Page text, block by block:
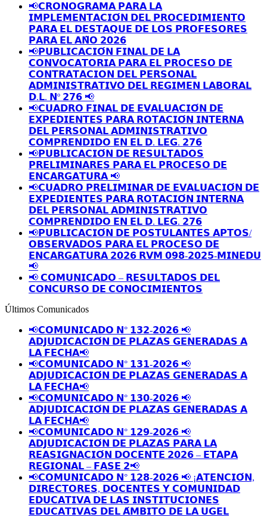
📢𝗖𝗥𝗢𝗡𝗢𝗚𝗥𝗔𝗠𝗔 𝗣𝗔𝗥𝗔 𝗟𝗔
𝗜𝗠𝗣𝗟𝗘𝗠𝗘𝗡𝗧𝗔𝗖𝗜𝗢́𝗡 𝗗𝗘𝗟 𝗣𝗥𝗢𝗖𝗘𝗗𝗜𝗠𝗜𝗘𝗡𝗧𝗢
𝗣𝗔𝗥𝗔 𝗘𝗟 𝗗𝗘𝗦𝗧𝗔𝗤𝗨𝗘 𝗗𝗘 𝗟𝗢𝗦 𝗣𝗥𝗢𝗙𝗘𝗦𝗢𝗥𝗘𝗦
𝗣𝗔𝗥𝗔 𝗘𝗟 𝗔𝗡̃𝗢 𝟮𝟬𝟮𝟲
📢𝗣𝗨𝗕𝗟𝗜𝗖𝗔𝗖𝗜𝗢́𝗡 𝗙𝗜𝗡𝗔𝗟 𝗗𝗘 𝗟𝗔
𝗖𝗢𝗡𝗩𝗢𝗖𝗔𝗧𝗢𝗥𝗜𝗔 𝗣𝗔𝗥𝗔 𝗘𝗟 𝗣𝗥𝗢𝗖𝗘𝗦𝗢 𝗗𝗘
𝗖𝗢𝗡𝗧𝗥𝗔𝗧𝗔𝗖𝗜𝗢𝗡 𝗗𝗘𝗟 𝗣𝗘𝗥𝗦𝗢𝗡𝗔𝗟
𝗔𝗗𝗠𝗜𝗡𝗜𝗦𝗧𝗥𝗔𝗧𝗜𝗩𝗢 𝗗𝗘𝗟 𝗥𝗘𝗚𝗜𝗠𝗘𝗡 𝗟𝗔𝗕𝗢𝗥𝗔𝗟
𝗗.𝗟. 𝗡º 𝟮𝟳𝟲 📢
📢𝗖𝗨𝗔𝗗𝗥𝗢 𝗙𝗜𝗡𝗔𝗟 𝗗𝗘 𝗘𝗩𝗔𝗟𝗨𝗔𝗖𝗜𝗢́𝗡 𝗗𝗘
𝗘𝗫𝗣𝗘𝗗𝗜𝗘𝗡𝗧𝗘𝗦 𝗣𝗔𝗥𝗔 𝗥𝗢𝗧𝗔𝗖𝗜𝗢́𝗡 𝗜𝗡𝗧𝗘𝗥𝗡𝗔
𝗗𝗘𝗟 𝗣𝗘𝗥𝗦𝗢𝗡𝗔𝗟 𝗔𝗗𝗠𝗜𝗡𝗜𝗦𝗧𝗥𝗔𝗧𝗜𝗩𝗢
𝗖𝗢𝗠𝗣𝗥𝗘𝗡𝗗𝗜𝗗𝗢 𝗘𝗡 𝗘𝗟 𝗗. 𝗟𝗘𝗚. 𝟮𝟳𝟲
📢𝗣𝗨𝗕𝗟𝗜𝗖𝗔𝗖𝗜𝗢́𝗡 𝗗𝗘 𝗥𝗘𝗦𝗨𝗟𝗧𝗔𝗗𝗢𝗦
𝗣𝗥𝗘𝗟𝗜𝗠𝗜𝗡𝗔𝗥𝗘𝗦 𝗣𝗔𝗥𝗔 𝗘𝗟 𝗣𝗥𝗢𝗖𝗘𝗦𝗢 𝗗𝗘
𝗘𝗡𝗖𝗔𝗥𝗚𝗔𝗧𝗨𝗥𝗔 📢
📢𝗖𝗨𝗔𝗗𝗥𝗢 𝗣𝗥𝗘𝗟𝗜𝗠𝗜𝗡𝗔𝗥 𝗗𝗘 𝗘𝗩𝗔𝗟𝗨𝗔𝗖𝗜𝗢́𝗡 𝗗𝗘
𝗘𝗫𝗣𝗘𝗗𝗜𝗘𝗡𝗧𝗘𝗦 𝗣𝗔𝗥𝗔 𝗥𝗢𝗧𝗔𝗖𝗜𝗢́𝗡 𝗜𝗡𝗧𝗘𝗥𝗡𝗔
𝗗𝗘𝗟 𝗣𝗘𝗥𝗦𝗢𝗡𝗔𝗟 𝗔𝗗𝗠𝗜𝗡𝗜𝗦𝗧𝗥𝗔𝗧𝗜𝗩𝗢
𝗖𝗢𝗠𝗣𝗥𝗘𝗡𝗗𝗜𝗗𝗢 𝗘𝗡 𝗘𝗟 𝗗. 𝗟𝗘𝗚. 𝟮𝟳𝟲
📢𝗣𝗨𝗕𝗟𝗜𝗖𝗔𝗖𝗜𝗢́𝗡 𝗗𝗘 𝗣𝗢𝗦𝗧𝗨𝗟𝗔𝗡𝗧𝗘𝗦 𝗔𝗣𝗧𝗢𝗦/
𝗢𝗕𝗦𝗘𝗥𝗩𝗔𝗗𝗢𝗦 𝗣𝗔𝗥𝗔 𝗘𝗟 𝗣𝗥𝗢𝗖𝗘𝗦𝗢 𝗗𝗘
𝗘𝗡𝗖𝗔𝗥𝗚𝗔𝗧𝗨𝗥𝗔 𝟮𝟬𝟮𝟲 𝗥𝗩𝗠 𝟬𝟵𝟴-𝟮𝟬𝟮𝟱-𝗠𝗜𝗡𝗘𝗗𝗨
📢
📢 𝗖𝗢𝗠𝗨𝗡𝗜𝗖𝗔𝗗𝗢 – 𝗥𝗘𝗦𝗨𝗟𝗧𝗔𝗗𝗢𝗦 𝗗𝗘𝗟
𝗖𝗢𝗡𝗖𝗨𝗥𝗦𝗢 𝗗𝗘 𝗖𝗢𝗡𝗢𝗖𝗜𝗠𝗜𝗘𝗡𝗧𝗢𝗦
Últimos Comunicados
📢𝗖𝗢𝗠𝗨𝗡𝗜𝗖𝗔𝗗𝗢 𝗡° 𝟭𝟯𝟮-𝟮𝟬𝟮𝟲 📢
𝗔𝗗𝗝𝗨𝗗𝗜𝗖𝗔𝗖𝗜𝗢́𝗡 𝗗𝗘 𝗣𝗟𝗔𝗭𝗔𝗦 𝗚𝗘𝗡𝗘𝗥𝗔𝗗𝗔𝗦 𝗔
𝗟𝗔 𝗙𝗘𝗖𝗛𝗔📢
📢𝗖𝗢𝗠𝗨𝗡𝗜𝗖𝗔𝗗𝗢 𝗡° 𝟭𝟯𝟭-𝟮𝟬𝟮𝟲 📢
𝗔𝗗𝗝𝗨𝗗𝗜𝗖𝗔𝗖𝗜𝗢́𝗡 𝗗𝗘 𝗣𝗟𝗔𝗭𝗔𝗦 𝗚𝗘𝗡𝗘𝗥𝗔𝗗𝗔𝗦 𝗔
𝗟𝗔 𝗙𝗘𝗖𝗛𝗔📢
📢𝗖𝗢𝗠𝗨𝗡𝗜𝗖𝗔𝗗𝗢 𝗡° 𝟭𝟯𝟬-𝟮𝟬𝟮𝟲 📢
𝗔𝗗𝗝𝗨𝗗𝗜𝗖𝗔𝗖𝗜𝗢́𝗡 𝗗𝗘 𝗣𝗟𝗔𝗭𝗔𝗦 𝗚𝗘𝗡𝗘𝗥𝗔𝗗𝗔𝗦 𝗔
𝗟𝗔 𝗙𝗘𝗖𝗛𝗔📢
📢𝗖𝗢𝗠𝗨𝗡𝗜𝗖𝗔𝗗𝗢 𝗡° 𝟭𝟮𝟵-𝟮𝟬𝟮𝟲 📢
𝗔𝗗𝗝𝗨𝗗𝗜𝗖𝗔𝗖𝗜𝗢́𝗡 𝗗𝗘 𝗣𝗟𝗔𝗭𝗔𝗦 𝗣𝗔𝗥𝗔 𝗟𝗔
𝗥𝗘𝗔𝗦𝗜𝗚𝗡𝗔𝗖𝗜𝗢́𝗡 𝗗𝗢𝗖𝗘𝗡𝗧𝗘 𝟮𝟬𝟮𝟲 – 𝗘𝗧𝗔𝗣𝗔
𝗥𝗘𝗚𝗜𝗢𝗡𝗔𝗟 – 𝗙𝗔𝗦𝗘 𝟮📢
📢𝗖𝗢𝗠𝗨𝗡𝗜𝗖𝗔𝗗𝗢 𝗡° 𝟭𝟮𝟴-𝟮𝟬𝟮𝟲 📢 ¡𝗔𝗧𝗘𝗡𝗖𝗜𝗢́𝗡,
𝗗𝗜𝗥𝗘𝗖𝗧𝗢𝗥𝗘𝗦, 𝗗𝗢𝗖𝗘𝗡𝗧𝗘𝗦 𝗬 𝗖𝗢𝗠𝗨𝗡𝗜𝗗𝗔𝗗
𝗘𝗗𝗨𝗖𝗔𝗧𝗜𝗩𝗔 𝗗𝗘 𝗟𝗔𝗦 𝗜𝗡𝗦𝗧𝗜𝗧𝗨𝗖𝗜𝗢𝗡𝗘𝗦
𝗘𝗗𝗨𝗖𝗔𝗧𝗜𝗩𝗔𝗦 𝗗𝗘𝗟 𝗔́𝗠𝗕𝗜𝗧𝗢 𝗗𝗘 𝗟𝗔 𝗨𝗚𝗘𝗟